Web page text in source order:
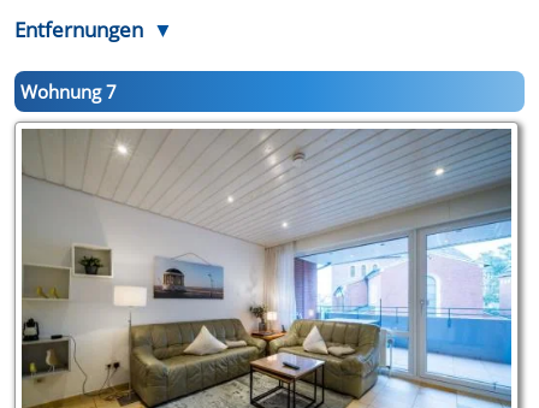
Entfernungen
Wohnung 7